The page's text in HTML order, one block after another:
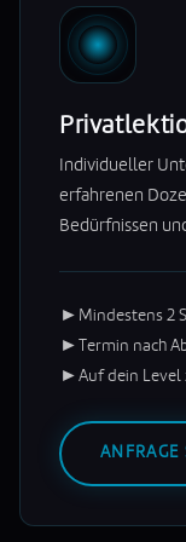
Individueller
erfahrenen
Bedürfnissen
► Mindestens 2
► Termin nach
► Auf dein Level
ANFRAGE